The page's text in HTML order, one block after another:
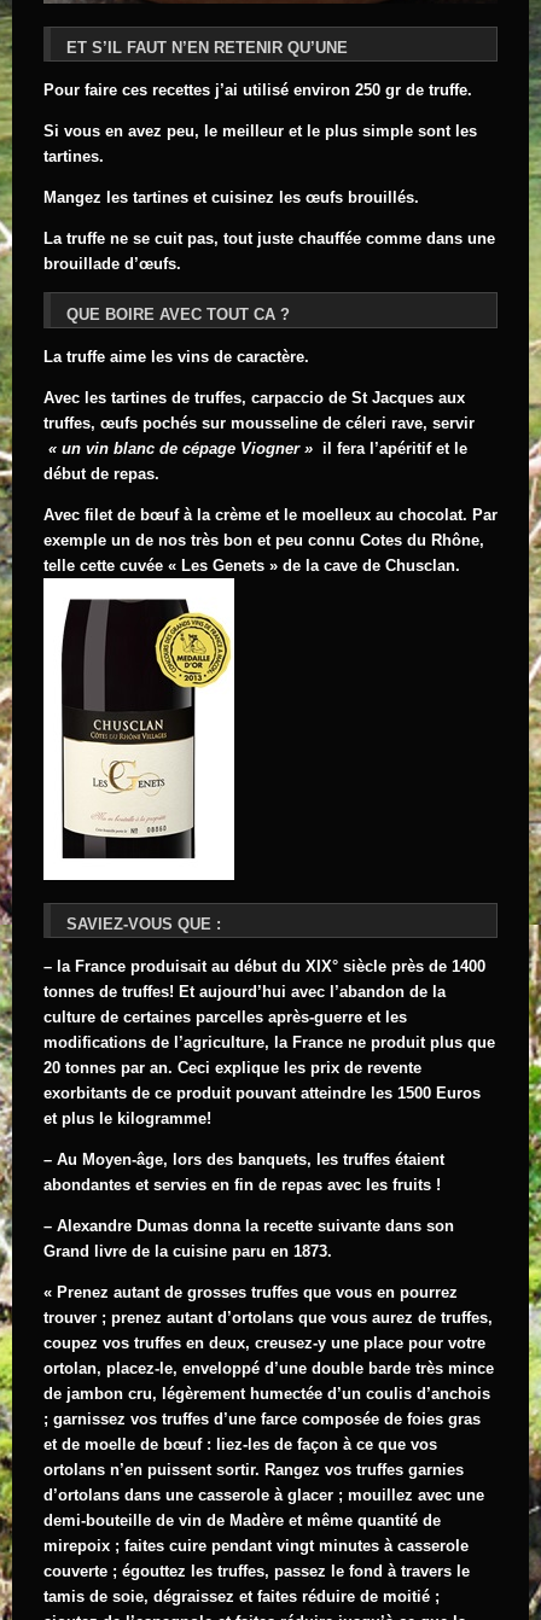
ET S’IL FAUT N’EN RETENIR QU’UNE
Pour faire ces recettes j’ai utilisé environ 250 gr de truffe.
Si vous en avez peu, le meilleur et le plus simple sont les
tartines.
Mangez les tartines et cuisinez les œufs brouillés.
La truffe ne se cuit pas, tout juste chauffée comme dans une
brouillade d’œufs.
QUE BOIRE AVEC TOUT CA ?
La truffe aime les vins de caractère.
Avec les tartines de truffes, carpaccio de St Jacques aux
truffes, œufs pochés sur mousseline de céleri rave, servir
« un vin blanc de cépage Viogner »
il fera l’apéritif et le
début de repas.
Avec filet de bœuf à la crème et le moelleux au chocolat. Par
exemple un de nos très bon et peu connu Cotes du Rhône,
telle cette cuvée « Les Genets » de la cave de Chusclan.
SAVIEZ-VOUS QUE :
– la France produisait au début du XIX° siècle près de 1400
tonnes de truffes! Et aujourd’hui avec l’abandon de la
culture de certaines parcelles après-guerre et les
modifications de l’agriculture, la France ne produit plus que
20 tonnes par an. Ceci explique les prix de revente
exorbitants de ce produit pouvant atteindre les 1500 Euros
et plus le kilogramme!
– Au Moyen-âge, lors des banquets, les truffes étaient
abondantes et servies en fin de repas avec les fruits !
– Alexandre Dumas donna la recette suivante dans son
Grand livre de la cuisine paru en 1873.
« Prenez autant de grosses truffes que vous en pourrez
trouver ; prenez autant d’ortolans que vous aurez de truffes,
coupez vos truffes en deux, creusez-y une place pour votre
ortolan, placez-le, enveloppé d’une double barde très mince
de jambon cru, légèrement humectée d’un coulis d’anchois
; garnissez vos truffes d’une farce composée de foies gras
et de moelle de bœuf : liez-les de façon à ce que vos
ortolans n’en puissent sortir. Rangez vos truffes garnies
d’ortolans dans une casserole à glacer ; mouillez avec une
demi-bouteille de vin de Madère et même quantité de
mirepoix ; faites cuire pendant vingt minutes à casserole
couverte ; égouttez les truffes, passez le fond à travers le
tamis de soie, dégraissez et faites réduire de moitié ;